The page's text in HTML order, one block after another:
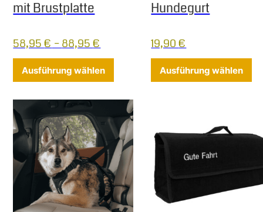
mit Brustplatte
58,95€ –88,95€
Ausführung wählen Dieses Produkt weist mehrere
Hundegurt
19,90€
Ausführung wählen